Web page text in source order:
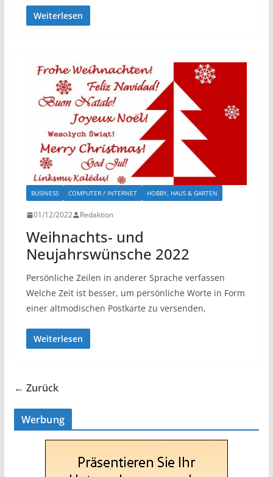
Weiterlesen
BUSINESS COMPUTER / INTERNET HOBBY, HAUS & GARTEN
01/12/2022 Redaktion
Weihnachts- und
Neujahrswünsche 2022
Persönliche Zeilen in anderer Sprache verfassen
Welche Zeit ist besser, um persönliche Worte in Form
einer altmodischen Postkarte zu versenden,
Weiterlesen
← Zurück
Werbung